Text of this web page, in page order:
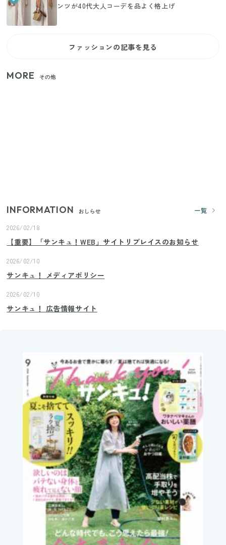
ンツが40代大人コーデを品よく格上げ
ファッションの記事を見る
MORE その他
INFORMATION おしらせ
一覧
2026/02/18
【重要】「サンキュ！WEB」サイトリプレイスのお知らせ
2026/02/10
サンキュ！ メディアポリシー
2026/02/10
サンキュ！ 広告情報サイト